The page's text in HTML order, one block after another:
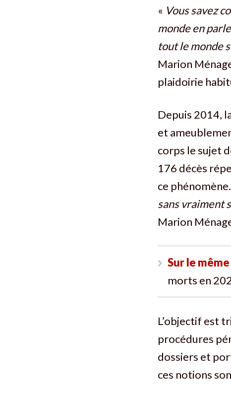
« Vous savez
monde en
tout le monde
Marion
plaidoirie
Depuis 2014,
et
corps le sujet
176 décès
ce phénomène.
sans vraiment
Marion
Sur le
morts en
L’objectif est
procédures
dossiers et
ces notions